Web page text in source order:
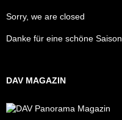
Sorry, we are closed
Danke für eine schöne Saison
DAV MAGAZIN